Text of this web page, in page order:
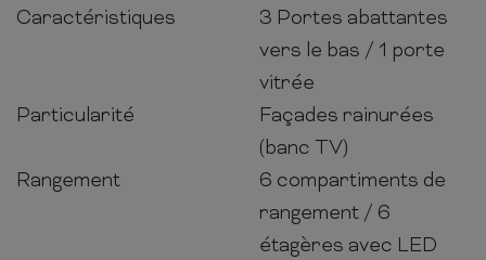
Caractéristiques
3 Portes abattantes
vers le bas / 1 porte
vitrée
Particularité
Façades rainurées
(banc TV)
Rangement
6 compartiments de
rangement / 6
étagères avec LED